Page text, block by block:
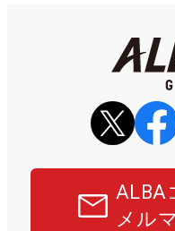
ALBA
メル